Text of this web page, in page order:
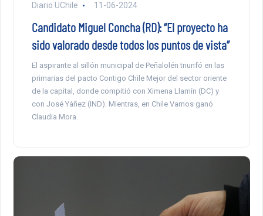
Diario UChile 11-06-2024
Candidato Miguel Concha (RD): “El proyecto ha
sido valorado desde todos los puntos de vista”
El aspirante al sillón municipal de Peñalolén triunfó en las
primarias del pacto Contigo Chile Mejor del sector oriente
de la capital, donde compitió con Ximena Llamín (DC) y
con José Yáñez (IND). Mientras, en Chile Vamos ganó
Claudia Mora.